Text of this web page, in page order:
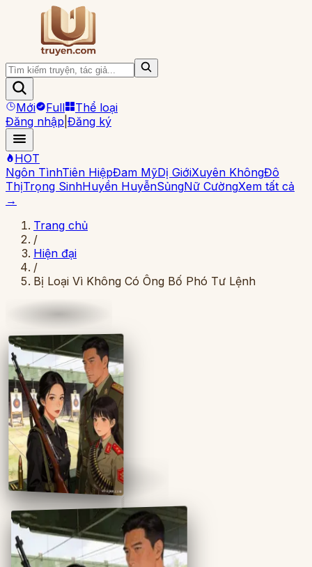
Mới Full
Thể loại
Đăng nhập Đăng ký
HOT
Ngôn TìnhTiên HiệpĐam MỹDị GiớiXuyên KhôngĐô
ThịTrọng SinhHuyền HuyễnSủngNữ CườngXem tất cả
→
Trang chủ
/
Hiện đại
/
Bị Loại Vì Không Có Ông Bố Phó Tư Lệnh